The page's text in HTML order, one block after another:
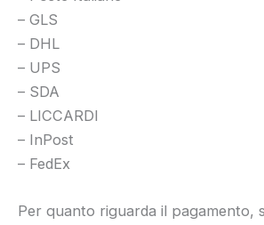
– GLS
– DHL
– UPS
– SDA
– LICCARDI
– InPost
– FedEx
Per quanto riguarda il pagamento,